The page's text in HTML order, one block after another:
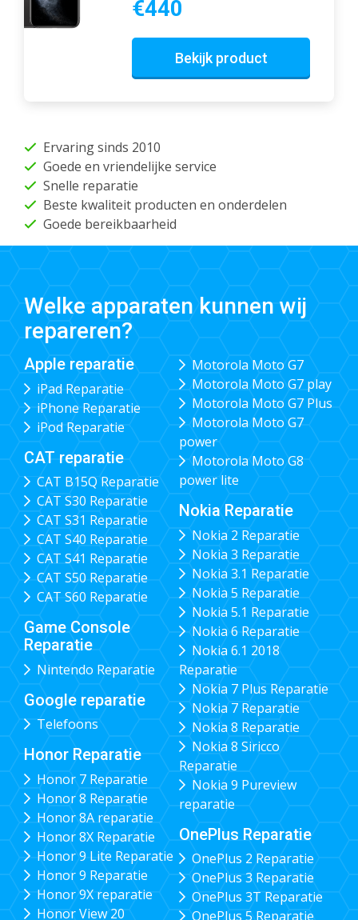
€440
Bekijk product
Ervaring sinds 2010
Goede en vriendelijke service
Snelle reparatie
Beste kwaliteit producten en onderdelen
Goede bereikbaarheid
Welke apparaten kunnen wij
repareren?
Apple reparatie
iPad Reparatie
iPhone Reparatie
iPod Reparatie
CAT reparatie
CAT B15Q Reparatie
CAT S30 Reparatie
CAT S31 Reparatie
CAT S40 Reparatie
CAT S41 Reparatie
CAT S50 Reparatie
CAT S60 Reparatie
Game Console
Reparatie
Nintendo Reparatie
Google reparatie
Telefoons
Honor Reparatie
Honor 7 Reparatie
Honor 8 Reparatie
Honor 8A reparatie
Honor 8X Reparatie
Honor 9 Lite Reparatie
Honor 9 Reparatie
Honor 9X reparatie
Honor View 20
Motorola Moto G7
Motorola Moto G7 play
Motorola Moto G7 Plus
Motorola Moto G7
power
Motorola Moto G8
power lite
Nokia Reparatie
Nokia 2 Reparatie
Nokia 3 Reparatie
Nokia 3.1 Reparatie
Nokia 5 Reparatie
Nokia 5.1 Reparatie
Nokia 6 Reparatie
Nokia 6.1 2018
Reparatie
Nokia 7 Plus Reparatie
Nokia 7 Reparatie
Nokia 8 Reparatie
Nokia 8 Siricco
Reparatie
Nokia 9 Pureview
reparatie
OnePlus Reparatie
OnePlus 2 Reparatie
OnePlus 3 Reparatie
OnePlus 3T Reparatie
OnePlus 5 Reparatie